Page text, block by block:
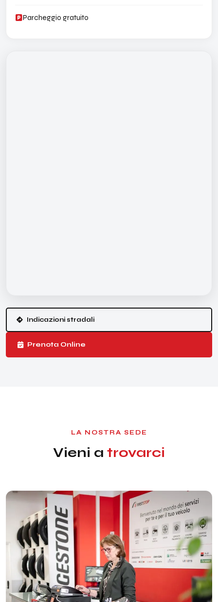
Parcheggio gratuito
Indicazioni stradali
Prenota Online
LA NOSTRA SEDE
Vieni a trovarci